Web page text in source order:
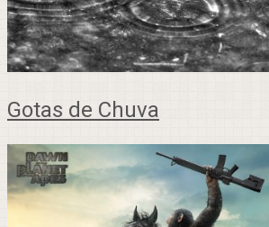
Gotas de Chuva